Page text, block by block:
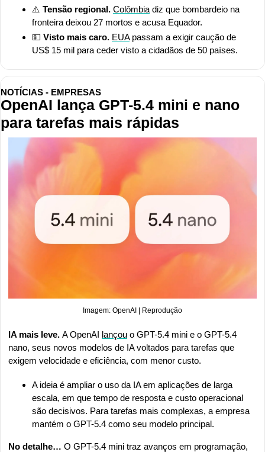
⚠️ Tensão regional. Colômbia diz que bombardeio na
fronteira deixou 27 mortos e acusa Equador.
💵 Visto mais caro. EUA passam a exigir caução de
US$ 15 mil para ceder visto a cidadãos de 50 países.
NOTÍCIAS - EMPRESAS
OpenAI lança GPT-5.4 mini e nano
para tarefas mais rápidas
Imagem: OpenAI | Reprodução
IA mais leve. A OpenAI lançou o GPT-5.4 mini e o GPT-5.4
nano, seus novos modelos de IA voltados para tarefas que
exigem velocidade e eficiência, com menor custo.
A ideia é ampliar o uso da IA em aplicações de larga
escala, em que tempo de resposta e custo operacional
são decisivos. Para tarefas mais complexas, a empresa
mantém o GPT-5.4 como seu modelo principal.
No detalhe… O GPT-5.4 mini traz avanços em programação,